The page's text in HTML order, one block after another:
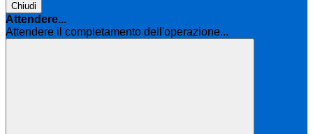
Chiudi
Attendere...
Attendere il completamento dell'operazione...